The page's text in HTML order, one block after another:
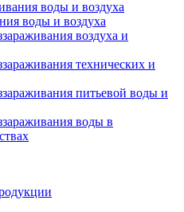
воды и воздуха
воздуха и
технических и
питьевой воды и
воды в